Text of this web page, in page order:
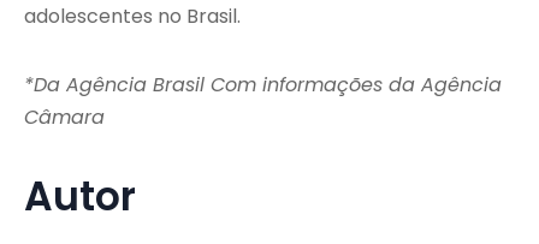
adolescentes no Brasil.
*Da Agência Brasil Com informações da Agência
Câmara
Autor